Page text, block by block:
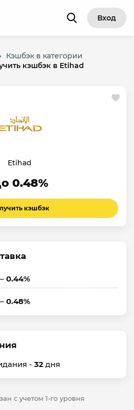
Вход
Кэшбэк в категории
кэшбэк в Etihad
Etihad
0.48%
кэшбэк
0.44%
0.48%
- 32 дня
с учетом 1-го уровня